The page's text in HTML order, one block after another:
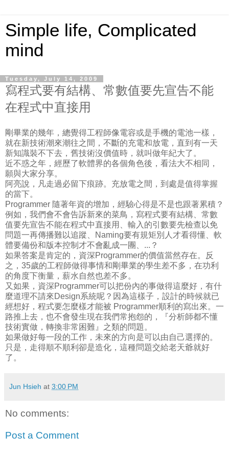
Simple life, Complicated
mind
Tuesday, July 14, 2009
寫程式要有結構、常數值要先宣告不能
在程式中直接用
剛畢業的幾年，總覺得工程師像電容或是手機的電池一樣，
就在新技術潮來潮往之間，不斷的充電和放電，直到有一天
新知識裝不下去，舊技術沒價值時，就叫做年紀大了。
近不惑之年，經歷了軟體界的各個角色後，看法大不相同，
願與大家分享。
阿亮說，凡走過必留下痕跡。充放電之間，到處是值得掌握
的當下。
Programmer 隨著年資的增加，經驗心得是不是也跟著累積？
例如，我們會不會告訴新來的菜鳥，寫程式要有結構、常數
值要先宣告不能在程式中直接用、輸入的引數要先檢查以免
問題一再傳播難以追蹤、Naming要有規矩別人才看得懂、軟
體要備份和版本控制才不會亂成一團、...？
如果答案是肯定的，資深Programmer的價值當然存在。反
之，35歲的工程師做得事情和剛畢業的學生差不多，在功利
的角度下衡量，薪水自然也差不多。
又如果，資深Programmer可以把份內的事做得這麼好，有什
麼道理不請來Design系統呢？因為這樣子，設計的時候就已
經想好，程式要怎麼樣才能被 Programmer順利的寫出來。一
路推上去，也不會發生現在我們常抱怨的，『分析師都不懂
技術實做，轉換非常困難』之類的問題。
如果做好每一段的工作，未來的方向是可以由自己選擇的。
只是，走得順不順利卻是造化，這種問題交給老天爺就好
了。
Jun Hsieh at 3:00 PM
No comments:
Post a Comment